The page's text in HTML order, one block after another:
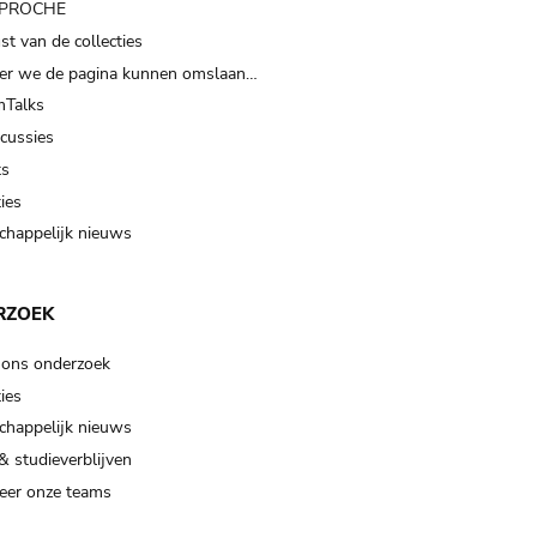
van de collecties
we de pagina kunnen omslaan…
nieuws
onderzoek
nieuws
studieverblijven
onze teams